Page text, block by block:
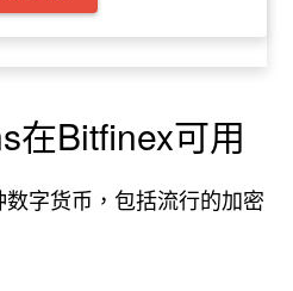
在Bitfinex可用
字货币，包括流行的加密